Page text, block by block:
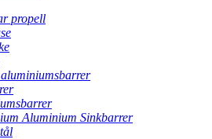
propell
Aluminium Sinkbarrer